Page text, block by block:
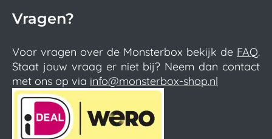
Vragen?
Voor vragen over de Monsterbox bekijk de FAQ.
Staat jouw vraag er niet bij? Neem dan contact
met ons op via info@monsterbox-shop.nl